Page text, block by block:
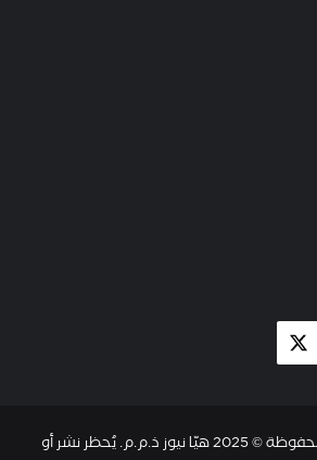
جميع حقوق النشر محفوظة © 2025 هيّا نيوز ذ.م.م. يُحظر نشر أو